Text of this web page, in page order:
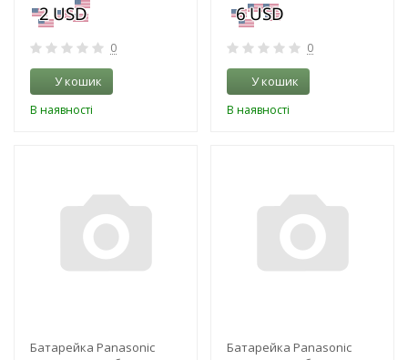
0
У кошик
В наявності
0
У кошик
В наявності
Батарейка Panasonic
Батарейка Panasonic